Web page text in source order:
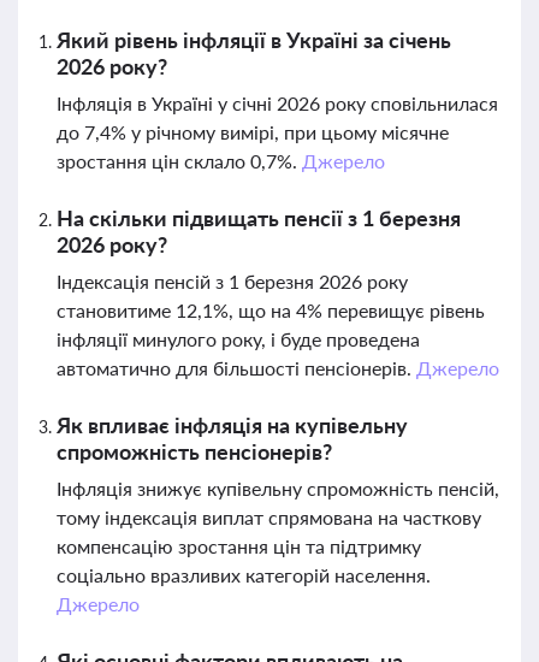
Який рівень інфляції в Україні за січень
2026 року?
Інфляція в Україні у січні 2026 року сповільнилася
до 7,4% у річному вимірі, при цьому місячне
зростання цін склало 0,7%. Джерело
На скільки підвищать пенсії з 1 березня
2026 року?
Індексація пенсій з 1 березня 2026 року
становитиме 12,1%, що на 4% перевищує рівень
інфляції минулого року, і буде проведена
автоматично для більшості пенсіонерів. Джерело
Як впливає інфляція на купівельну
спроможність пенсіонерів?
Інфляція знижує купівельну спроможність пенсій,
тому індексація виплат спрямована на часткову
компенсацію зростання цін та підтримку
соціально вразливих категорій населення.
Джерело